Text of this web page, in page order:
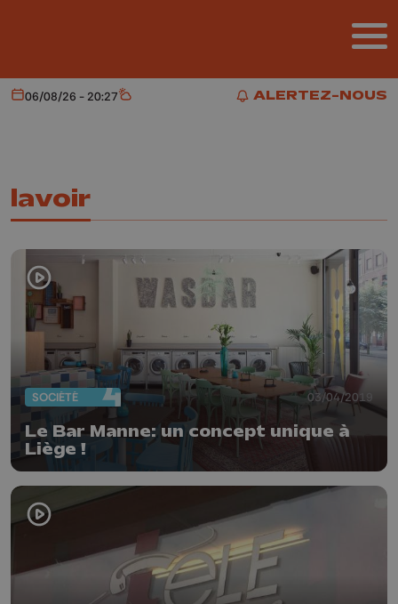
ALERTEZ-NOUS
ALERTEZ-NOUS
Aujourd'hui
06/08/26 - 20:27 Météo
lavoir
SOCIÉTÉ 03/04/2019
Le Bar Manne: un concept unique à
Liège !